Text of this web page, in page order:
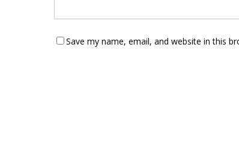
Save my name, email, and website in this